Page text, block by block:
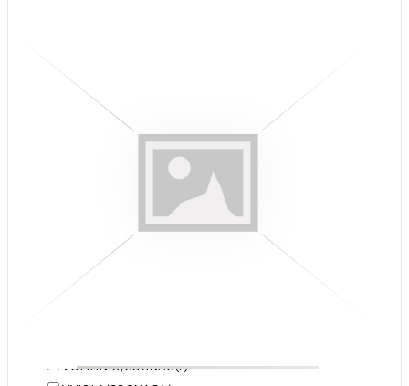
TABACCO (1)
TORTORA (1)
V. PRINCIPE DI GALLES (1)
V.GEOMETRICO NERO/PANNA (1)
V.MATTONELLE NERO/ORO (1)
V.NERO/COLONIALE (2)
V.OTTANIO/COGNAC (2)